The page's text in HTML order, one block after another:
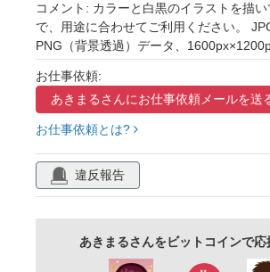
かわいい シンプル アイコン おた
イラスト 挿絵 素材 商用フリー
白い雲
コメント: カラーと白黒のイラストを描
で、用途に合わせてご利用ください。
PNG（背景透過）データ、
お仕事依頼:
あきまるさんにお仕事依頼メールを送
お仕事依頼とは?
違反報告
あきまるさんをビットコインで応